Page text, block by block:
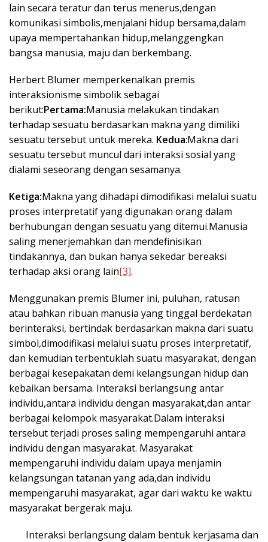
lain secara teratur dan terus menerus,dengan
komunikasi simbolis,menjalani hidup bersama,dalam
upaya mempertahankan hidup,melanggengkan
bangsa manusia, maju dan berkembang.
Herbert Blumer memperkenalkan premis
interaksionisme simbolik sebagai
berikut:Pertama:Manusia melakukan tindakan
terhadap sesuatu berdasarkan makna yang dimiliki
sesuatu tersebut untuk mereka. Kedua:Makna dari
sesuatu tersebut muncul dari interaksi sosial yang
dialami seseorang dengan sesamanya.
Ketiga:Makna yang dihadapi dimodifikasi melalui suatu
proses interpretatif yang digunakan orang dalam
berhubungan dengan sesuatu yang ditemui.Manusia
saling menerjemahkan dan mendefinisikan
tindakannya, dan bukan hanya sekedar bereaksi
terhadap aksi orang lain[3].
Menggunakan premis Blumer ini, puluhan, ratusan
atau bahkan ribuan manusia yang tinggal berdekatan
berinteraksi, bertindak berdasarkan makna dari suatu
simbol,dimodifikasi melalui suatu proses interpretatif,
dan kemudian terbentuklah suatu masyarakat, dengan
berbagai kesepakatan demi kelangsungan hidup dan
kebaikan bersama. Interaksi berlangsung antar
individu,antara individu dengan masyarakat,dan antar
berbagai kelompok masyarakat.Dalam interaksi
tersebut terjadi proses saling mempengaruhi antara
individu dengan masyarakat. Masyarakat
mempengaruhi individu dalam upaya menjamin
kelangsungan tatanan yang ada,dan individu
mempengaruhi masyarakat, agar dari waktu ke waktu
masyarakat bergerak maju.
Interaksi berlangsung dalam bentuk kerjasama dan